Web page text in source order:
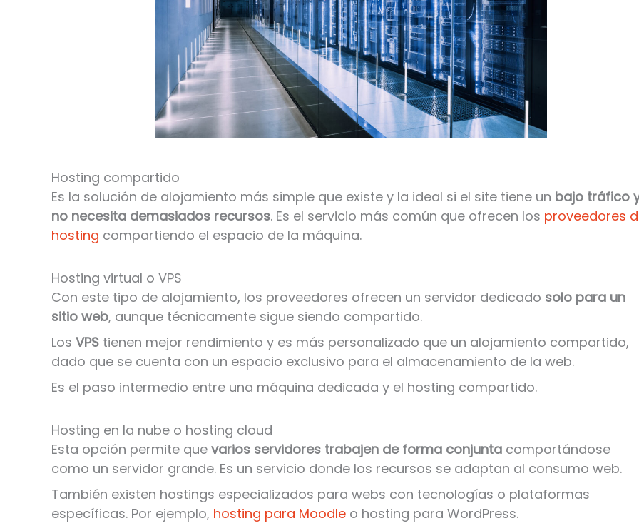
Hosting compartido
Es la solución de alojamiento más simple que existe y la ideal si el site tiene un bajo tráfico
no necesita demasiados recursos. Es el servicio más común que ofrecen los proveedores
hosting compartiendo el espacio de la máquina.
Hosting virtual o VPS
Con este tipo de alojamiento, los proveedores ofrecen un servidor dedicado solo para un
sitio web, aunque técnicamente sigue siendo compartido.
Los VPS tienen mejor rendimiento y es más personalizado que un alojamiento compartido,
dado que se cuenta con un espacio exclusivo para el almacenamiento de la web.
Es el paso intermedio entre una máquina dedicada y el hosting compartido.
Hosting en la nube o hosting cloud
Esta opción permite que varios servidores trabajen de forma conjunta comportándose
como un servidor grande. Es un servicio donde los recursos se adaptan al consumo web.
También existen hostings especializados para webs con tecnologías o plataformas
específicas. Por ejemplo, hosting para Moodle o hosting para WordPress.